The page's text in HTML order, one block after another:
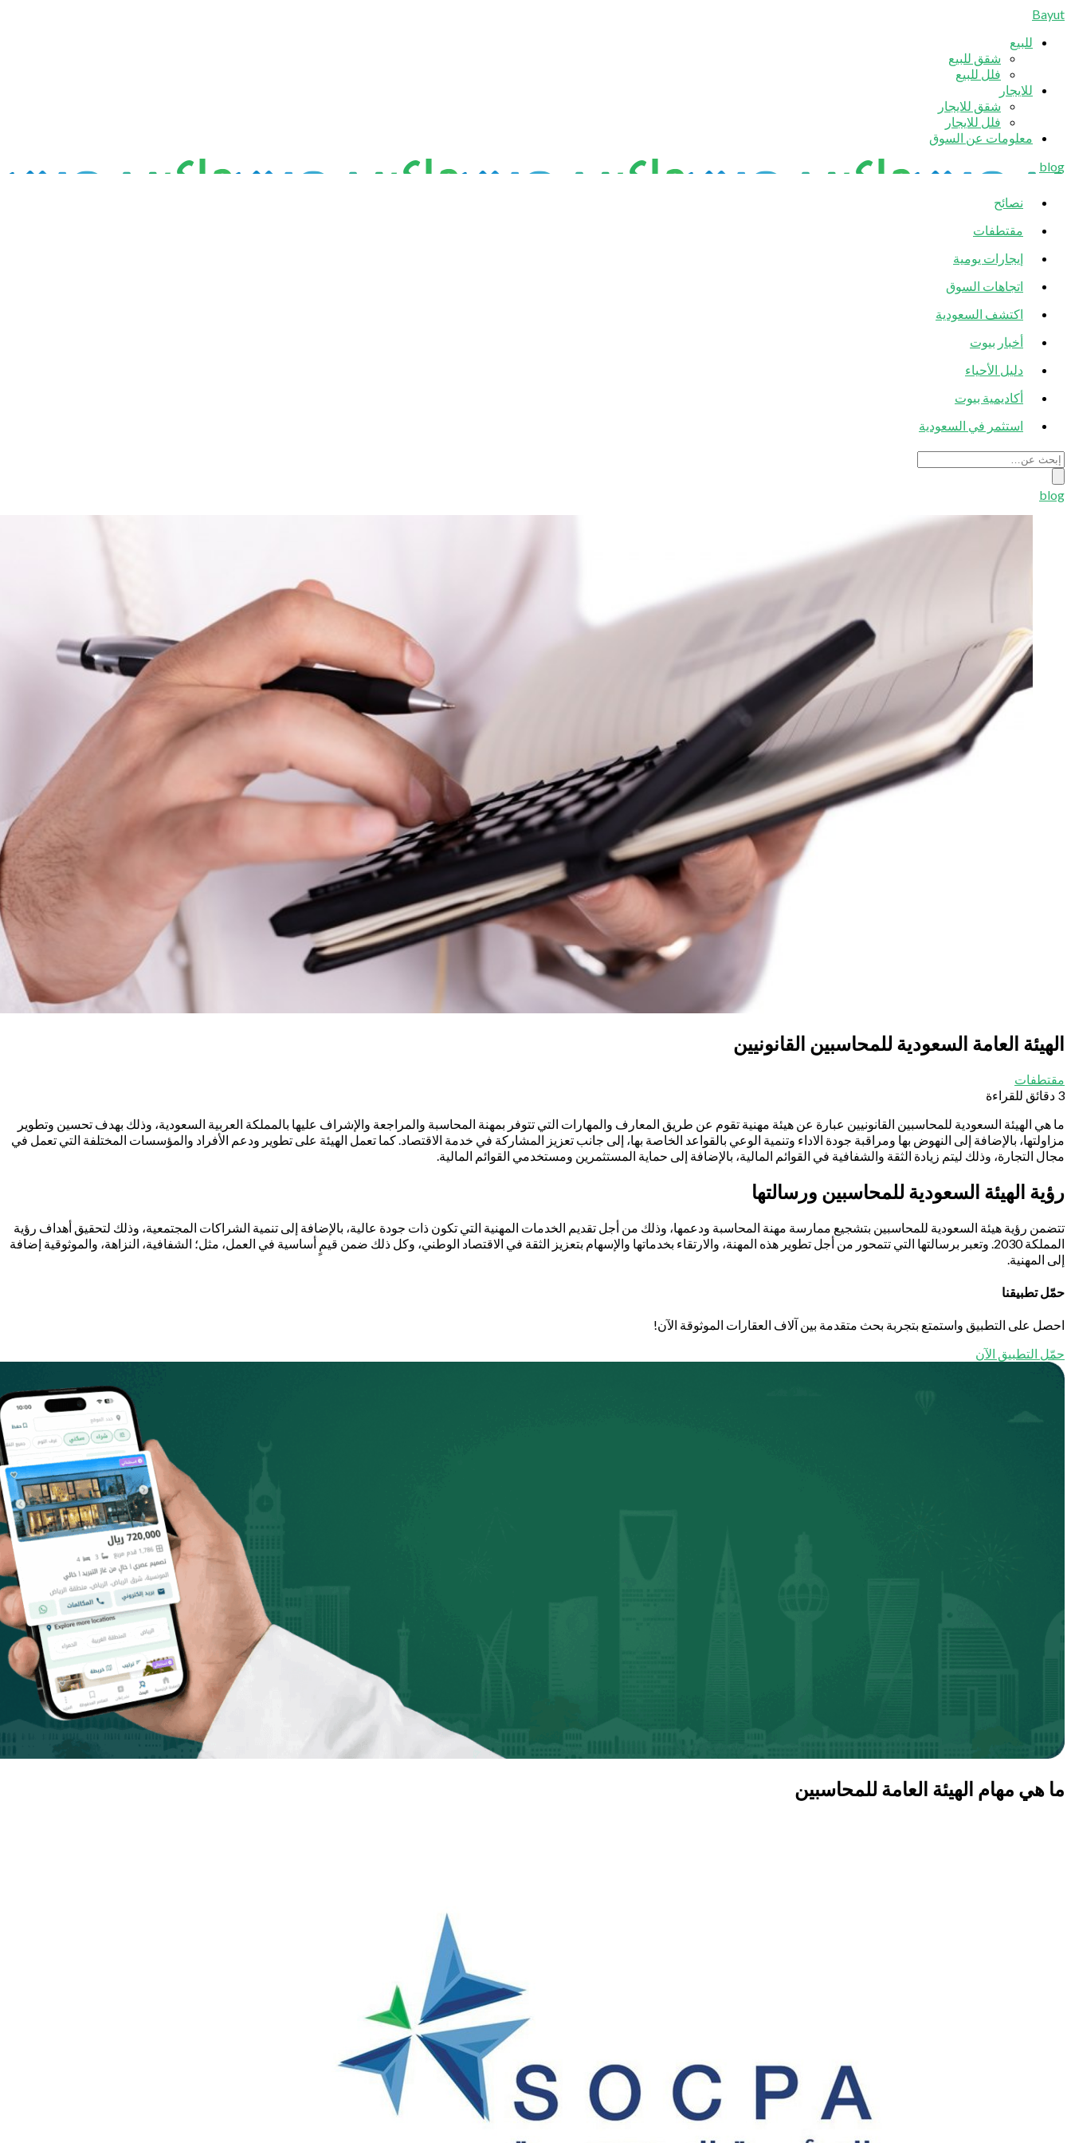
Bayut
للبيع
شقق للبيع
فلل للبيع
للايجار
شقق للايجار
فلل للايجار
معلومات عن السوق
blog
نصائح
مقتطفات
إيجارات يومية
اتجاهات السوق
اكتشف السعودية
أخبار بيوت
دليل الأحياء
أكاديمية بيوت
استثمر في السعودية
blog
الهيئة العامة السعودية للمحاسبين القانونيين
مقتطفات
3 دقائق للقراءة
ما هي الهيئة السعودية للمحاسبين القانونيين عبارة عن هيئة مهنية تقوم عن طريق المعارف والمهارات التي تتوفر بمهنة المحاسبة والمراجعة والإشراف عليها بالمملكة العربية السعودية، وذلك بهدف تحسين وتطوير
مزاولتها، بالإضافة إلى النهوض بها ومراقبة جودة الاداء وتنمية الوعي بالقواعد الخاصة بها، إلى جانب تعزيز المشاركة في خدمة الاقتصاد. كما تعمل الهيئة على تطوير ودعم الأفراد والمؤسسات المختلفة التي تعمل في
مجال التجارة، وذلك ليتم زيادة الثقة والشفافية في القوائم المالية، بالإضافة إلى حماية المستثمرين ومستخدمي القوائم المالية.
رؤية الهيئة السعودية للمحاسبين ورسالتها
تتضمن رؤية هيئة السعودية للمحاسبين بتشجيع ممارسة مهنة المحاسبة ودعمها، وذلك من أجل تقديم الخدمات المهنية التي تكون ذات جودة عالية، بالإضافة إلى تنمية الشراكات المجتمعية، وذلك لتحقيق أهداف رؤية
المملكة 2030. وتعبر برسالتها التي تتمحور من أجل تطوير هذه المهنة، والارتقاء بخدماتها والإسهام بتعزيز الثقة في الاقتصاد الوطني، وكل ذلك ضمن قيمٍ أساسية في العمل، مثل؛ الشفافية، النزاهة، والموثوقية إضافة
إلى المهنية.
حمّل تطبيقنا
احصل على التطبيق واستمتع بتجربة بحث متقدمة بين آلاف العقارات الموثوقة الآن!
حمّل التطبيق الآن
ما هي مهام الهيئة العامة للمحاسبين